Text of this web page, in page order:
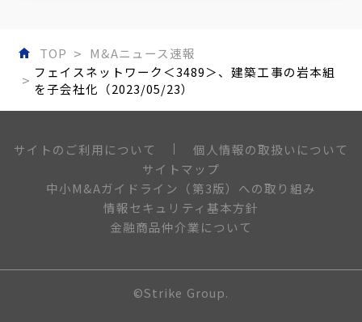
TOP
M&Aニュース速報
フェイスネットワーク＜3489＞、建築工事の岩本組
を子会社化（2023/05/23）
サイトのご利用について
個人情報の取扱いについて
サイトマップ
中小M&Aガイドライン（第3版）への取り組み
情報セキュリティ基本方針
金融商品仲介業について
©Strike Group.